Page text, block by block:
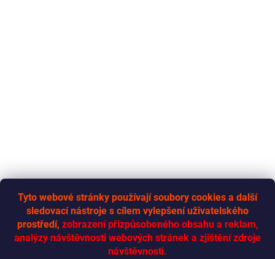
Tyto webové stránky používají soubory cookies a další
sledovací nástroje s cílem vylepšení uživatelského
prostředí, zobrazení přizpůsobeného obsahu a reklam,
analýzy návštěvnosti webových stránek a zjištění zdroje
návštěvnosti.
RYCHLÁ-DODÁVKA.CZ